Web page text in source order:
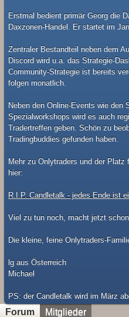
Erstmal bedient primär Georg die
Daxzonen-Handel. Er startet im
Zentraler Bestandteil neben dem
Discord wird u.a. das Strategie-
Community-Strategie ist bereits
folgen monatlich.
Neben den Online-Events wie den
Spezialworkshops wird es auch
Tradertreffen geben. Schön zu
Tradingbuddies gefunden haben.
Mehr zu Onlytraders und der
hier:
R.I.P. Candletalk - jedes Ende ist
Viel zu tun noch, macht jetzt
Die kleine, feine Onlytraders-
lg aus Österreich
Michael
​PS: der Candletalk wird im März
Forum Mitglieder